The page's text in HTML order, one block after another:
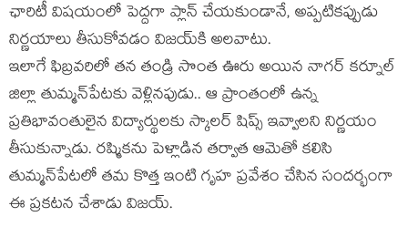
ఛారిటీ విషయంలో పెద్దగా ప్లాన్ చేయకుండానే, అప్పటికప్పుడు
నిర్ణయాలు తీసుకోవడం విజయ్‌కి అలవాటు.
ఇలాగే ఫిబ్రవరిలో తన తండ్రి సొంత ఊరు అయిన నాగర్ కర్నూల్
జిల్లా తుమ్మన్‌పేటకు వెళ్లినపుడు.. ఆ ప్రాంతంలో ఉన్న
ప్రతిభావంతులైన విద్యార్థులకు స్కాలర్ షిప్స్ ఇవ్వాలని నిర్ణయం
తీసుకున్నాడు. రష్మికను పెళ్లాడిన తర్వాత ఆమెతో కలిసి
తుమ్మన్‌పేటలో తమ కొత్త ఇంటి గృహ ప్రవేశం చేసిన సందర్భంగా
ఈ ప్రకటన చేశాడు విజయ్.